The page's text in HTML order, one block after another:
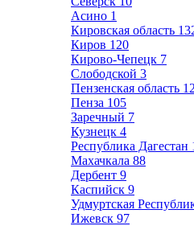
Асино 1
Кировская область
Киров 120
Кирово-Чепецк 7
Слободской 3
Пензенская область
Пенза 105
Заречный 7
Кузнецк 4
Республика Дагестан
Махачкала 88
Дербент 9
Каспийск 9
Удмуртская
Ижевск 97